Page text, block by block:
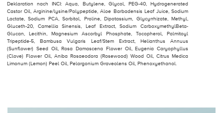
Deklaration nach INCI: Aqua, Butylene, Glycol, PEG-40, Hydrogenerated
Castor Oil, Arginine/lysine/Polypeptide, Aloe Barbadensis Leaf Juice, Sodium
Lactate, Sodium PCA, Sorbitol, Proline, Dipotassium, Glycyrrhizate, Methyl,
Gluceth-20, Camellia Sinensis, Leaf Extract, Sodium CarboxymethylBeta-
Glucan, Lecithin, Magnesium Ascorbyl Phosphate, Tocopherol, Palmitoyl
Tripeptide-5, Bambusa Vulgaris Leaf/Stem Extract, Helianthus Annuus
(Sunflower) Seed Oil, Rosa Damascena Flower Oil, Eugenia Caryophyllus
(Clove) Flower Oil, Aniba Rosaeodora (Rosewood) Wood Oil, Citrus Medica
Limonum (Lemon) Peel Oil, Pelargonium Graveolens Oil, Phenoxyethanol.